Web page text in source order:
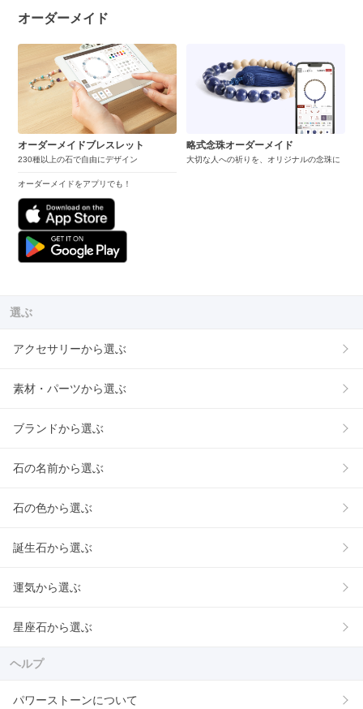
オーダーメイド
オーダーメイドブレスレット
230種以上の石で自由にデザイン
オーダーメイドをアプリでも！
略式念珠オーダーメイド
大切な人への祈りを、オリジナルの念珠に
選ぶ
アクセサリーから選ぶ
素材・パーツから選ぶ
ブランドから選ぶ
石の名前から選ぶ
石の色から選ぶ
誕生石から選ぶ
運気から選ぶ
星座石から選ぶ
ヘルプ
パワーストーンについて